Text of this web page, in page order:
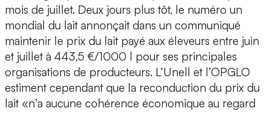
mois de juillet. Deux jours plus tôt, le numéro un
mondial du lait annonçait dans un communiqué
maintenir le prix du lait payé aux éleveurs entre juin
et juillet à 443,5 €/1000 l pour ses principales
organisations de producteurs. L’Unell et l’OPGLO
estiment cependant que la reconduction du prix du
lait «n’a aucune cohérence économique au regard